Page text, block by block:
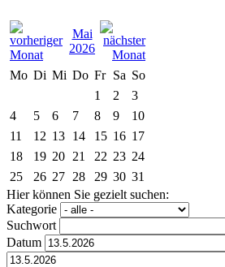
Mai
2026
Mo Di Mi Do Fr Sa So
1
2
3
4
5 6 7 8 9
10
11
12 13 14 15 16 17
18
19 20 21 22 23 24
25
26 27 28 29 30 31
Hier können Sie gezielt suchen:
Kategorie
Suchwort
Datum